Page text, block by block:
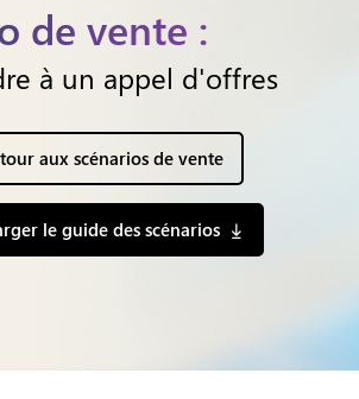
de vente :
à un appel d'offres
aux scénarios de vente
le guide des scénarios